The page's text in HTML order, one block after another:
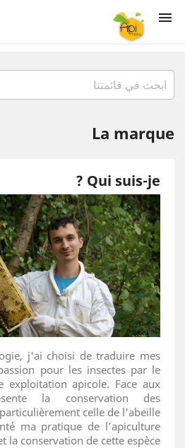

La marque
Qui suis-je ?
j'ai choisi de traduire mes
pour les insectes par le
exploitation apicole. Face aux
la conservation des
celle de l'abeille
ma pratique de l’apiculture
la conservation de cette espèce.